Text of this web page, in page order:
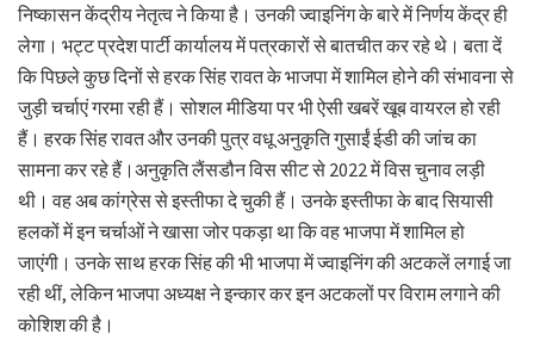
निष्कासन केंद्रीय नेतृत्व ने किया है। उनकी ज्वाइनिंग के बारे में निर्णय केंद्र ही
लेगा। भट्ट प्रदेश पार्टी कार्यालय में पत्रकारों से बातचीत कर रहे थे। बता दें
कि पिछले कुछ दिनों से हरक सिंह रावत के भाजपा में शामिल होने की संभावना से
जुड़ी चर्चाएं गरमा रही हैं। सोशल मीडिया पर भी ऐसी खबरें खूब वायरल हो रही
हैं। हरक सिंह रावत और उनकी पुत्र वधू अनुकृति गुसाईं ईडी की जांच का
सामना कर रहे हैं।अनुकृति लैंसडौन विस सीट से 2022 में विस चुनाव लड़ी
थी। वह अब कांग्रेस से इस्तीफा दे चुकी हैं। उनके इस्तीफा के बाद सियासी
हलकों में इन चर्चाओं ने खासा जोर पकड़ा था कि वह भाजपा में शामिल हो
जाएंगी। उनके साथ हरक सिंह की भी भाजपा में ज्वाइनिंग की अटकलें लगाई जा
रही थीं, लेकिन भाजपा अध्यक्ष ने इन्कार कर इन अटकलों पर विराम लगाने की
कोशिश की है।